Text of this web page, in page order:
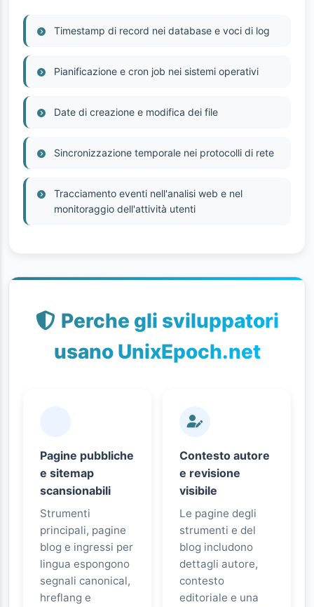
Timestamp di record nei database e voci di log
Pianificazione e cron job nei sistemi operativi
Date di creazione e modifica dei file
Sincronizzazione temporale nei protocolli di rete
Tracciamento eventi nell'analisi web e nel
monitoraggio dell'attività utenti
Perche gli sviluppatori
usano UnixEpoch.net
Pagine pubbliche
e sitemap
scansionabili
Strumenti
principali, pagine
blog e ingressi per
lingua espongono
segnali canonical,
hreflang e
Contesto autore
e revisione
visibile
Le pagine degli
strumenti e del
blog includono
dettagli autore,
contesto
editoriale e una